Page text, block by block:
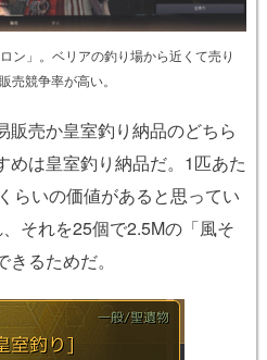
ン」。ベリアの釣り場から近くて売り
売競争率が高い。
販売か皇室釣り納品のどちら
めは皇室釣り納品だ。1匹あた
らいの価値があると思ってい
それを25個で2.5Mの「風そ
るためだ。